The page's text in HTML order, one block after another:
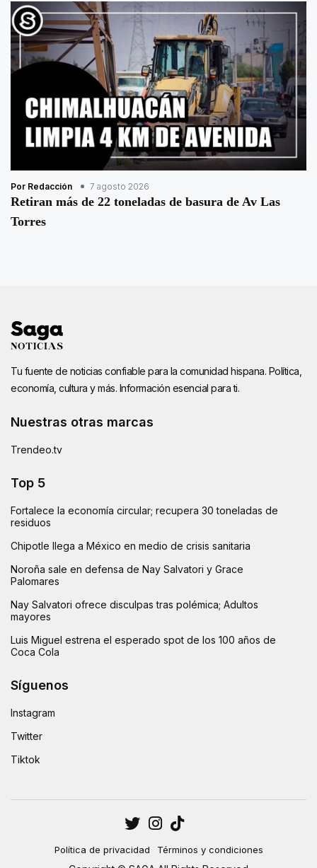
Por Redacción 7 agosto 2026
Retiran más de 22 toneladas de basura de Av Las
Torres
Tu fuente de noticias confiable para la comunidad hispana. Política,
economía, cultura y más. Información esencial para ti.
Nuestras otras marcas
Trendeo.tv
Top 5
Fortalece la economía circular; recupera 30 toneladas de
residuos
Chipotle llega a México en medio de crisis sanitaria
Noroña sale en defensa de Nay Salvatori y Grace
Palomares
Nay Salvatori ofrece disculpas tras polémica; Adultos
mayores
Luis Miguel estrena el esperado spot de los 100 años de
Coca Cola
Síguenos
Instagram
Twitter
Tiktok
Política de privacidad Términos y condiciones